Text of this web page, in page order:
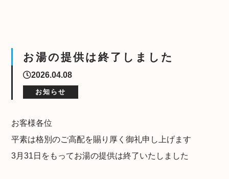
お湯の提供は終了しました
2026.04.08
お知らせ
お客様各位
平素は格別のご高配を賜り厚く御礼申し上げます
3月31日をもってお湯の提供は終了いたしました